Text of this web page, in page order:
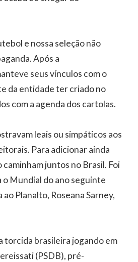
e nossa seleção não
Após a
seus vínculos com o
da entidade ter criado no
com a agenda dos cartolas.
leais ou simpáticos aos
Para adicionar ainda
juntos no Brasil. Foi
o Mundial do ano seguinte
Planalto, Roseana Sarney,
torcida brasileira jogando em
(PSDB), pré-